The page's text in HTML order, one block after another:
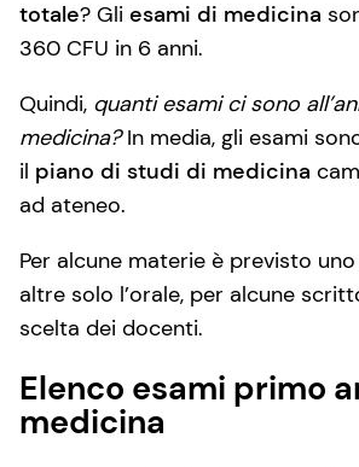
totale? Gli esami di medicina
360 CFU in 6 anni.
Quindi, quanti esami ci sono
medicina?In media, gli esami
il piano di studi di medicina
ad ateneo.
Per alcune materie è previsto
altre solo l’orale, per alcune
scelta dei docenti.
Elenco esami primo
medicina